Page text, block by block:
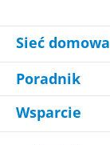
Sieć domowa
Poradnik
Wsparcie